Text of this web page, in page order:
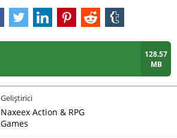
128.57
MB
Geliştirici
Naxeex Action & RPG
Games